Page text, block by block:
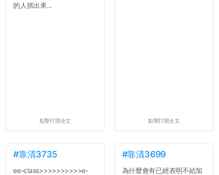
的人抓出來...
點擊打開全文 點擊打開全文
#靠清3735
ee-class>>>>>>>>>>e-
#靠清3699
為什麼會有已經表明不給加